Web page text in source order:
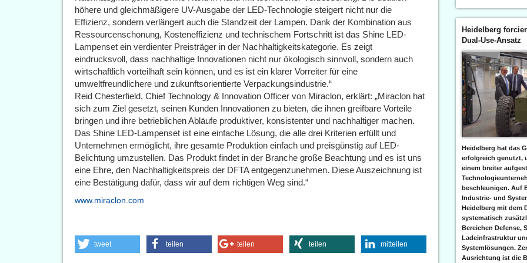
höhere und gleichmäßigere UV-Ausgabe der LED-Technologie steigert nicht nur die
Effizienz, sondern verlängert auch die Standzeit der Lampen. Dank der Kombination aus
Ressourcenschonung, Kosteneffizienz und technischem Fortschritt ist das Shine LED-
Lampenset ein verdienter Preisträger in der Nachhaltigkeitskategorie. Es zeigt
eindrucksvoll, dass nachhaltige Innovationen nicht nur ökologisch sinnvoll, sondern auch
wirtschaftlich vorteilhaft sein können, und es ist ein klarer Vorreiter für eine
umweltfreundlichere und zukunftsorientierte Verpackungsindustrie.“
Reid Chesterfield, Chief Technology & Innovation Officer von Miraclon, erklärt: „Miraclon hat
sich zum Ziel gesetzt, seinen Kunden Innovationen zu bieten, die ihnen greifbare Vorteile
bringen und ihre betrieblichen Abläufe produktiver, konsistenter und nachhaltiger machen.
Das Shine LED-Lampenset ist eine einfache Lösung, die alle drei Kriterien erfüllt und
Unternehmen ermöglicht, ihre gesamte Produktion einfach und preisgünstig auf LED-
Belichtung umzustellen. Das Produkt findet in der Branche große Beachtung und es ist uns
eine Ehre, den Nachhaltigkeitspreis der DFTA entgegenzunehmen. Diese Auszeichnung ist
eine Bestätigung dafür, dass wir auf dem richtigen Weg sind.“
www.miraclon.com
tweet teilen teilen teilen mitteilen
Heidelberg
Dual-Use-Ansatz
Heidelberg hat das
erfolgreich genutzt,
einem breiter
beschleunigen. Auf
Industrie- und
Heidelberg mit dem
systematisch
Bereichen Defense,
Ladeinfrastruktur
Systemlösungen.
Ausrichtung ist die